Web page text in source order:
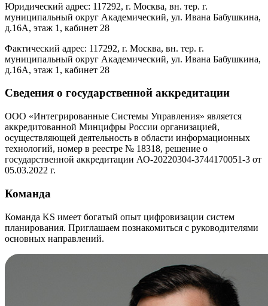
Юридический адрес: 117292, г. Москва, вн. тер. г.
муниципальный округ Академический, ул. Ивана Бабушкина,
д.16А, этаж 1, кабинет 28
Фактический адрес: 117292, г. Москва, вн. тер. г.
муниципальный округ Академический, ул. Ивана Бабушкина,
д.16А, этаж 1, кабинет 28
Сведения о государственной аккредитации
ООО «Интегрированные Системы Управления» является
аккредитованной Минцифры России организацией,
осуществляющей деятельность в области информационных
технологий, номер в реестре № 18318, решение о
государственной аккредитации АО-20220304-3744170051-3 от
05.03.2022 г.
Команда
Команда KS имеет богатый опыт цифровизации систем
планирования. Приглашаем познакомиться с руководителями
основных направлений.